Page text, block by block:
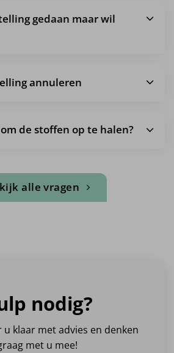
gedaan maar wil
annuleren
de stoffen op te halen?
alle vragen
nodig?
u klaar met advies en denken
met u mee!